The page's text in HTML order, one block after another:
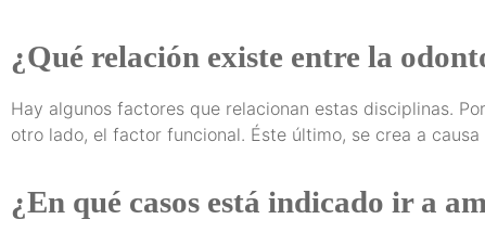
¿Qué relación existe entre la
Hay algunos factores que relacionan estas disciplinas.
otro lado, el factor funcional. Éste último, se crea a
¿En qué casos está indicado ir a